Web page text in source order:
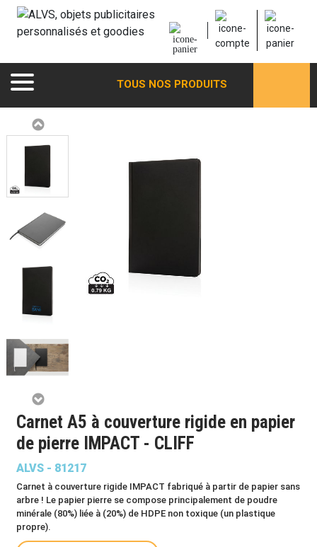
TOUS NOS PRODUITS
Carnet A5 à couverture rigide en papier
de pierre IMPACT - CLIFF
ALVS - 81217
Carnet à couverture rigide IMPACT fabriqué à partir de papier sans
arbre ! Le papier pierre se compose principalement de poudre
minérale (80%) liée à (20%) de HDPE non toxique (un plastique
propre).